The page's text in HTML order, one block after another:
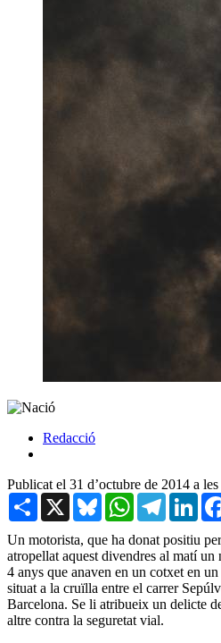
Redacció
Publicat el 31 d’octubre de 2014 a
Share X BlueskyWhatsAppTelegram
Un motorista, que ha donat positiu
atropellat aquest divendres al matí un
4 anys que anaven en un cotxet en
situat a la cruïlla entre el carrer
Barcelona. Se li atribueix un delicte
altre contra la seguretat vial.